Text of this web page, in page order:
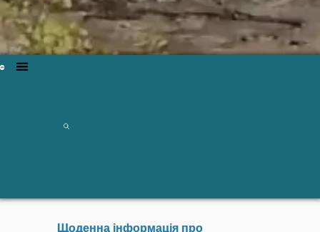
Щоденна інформація про